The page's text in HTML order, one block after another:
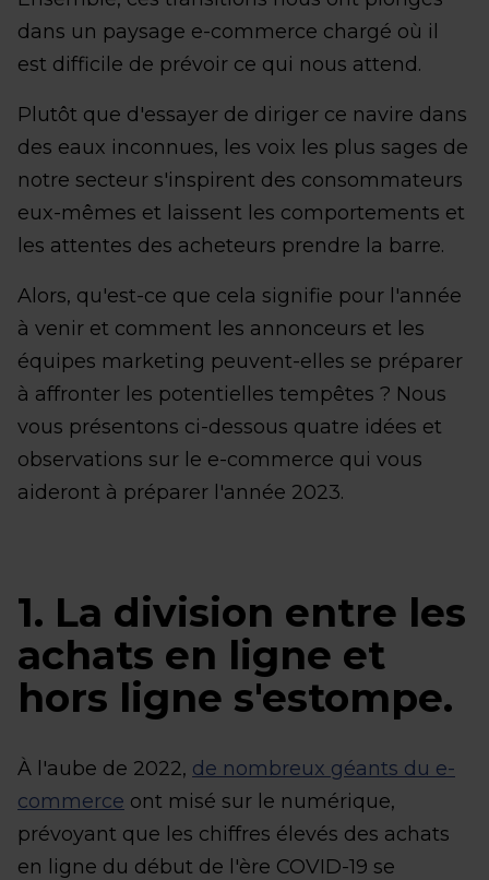
dans un paysage e-commerce chargé où il
est difficile de prévoir ce qui nous attend.
Plutôt que d'essayer de diriger ce navire dans
des eaux inconnues, les voix les plus sages de
notre secteur s'inspirent des consommateurs
eux-mêmes et laissent les comportements et
les attentes des acheteurs prendre la barre.
Alors, qu'est-ce que cela signifie pour l'année
à venir et comment les annonceurs et les
équipes marketing peuvent-elles se préparer
à affronter les potentielles tempêtes ? Nous
vous présentons ci-dessous quatre idées et
observations sur le e-commerce qui vous
aideront à préparer l'année 2023.
1. La division entre les
achats en ligne et
hors ligne s'estompe.
À l'aube de 2022, de nombreux géants du e-
commerce ont misé sur le numérique,
prévoyant que les chiffres élevés des achats
en ligne du début de l'ère COVID-19 se